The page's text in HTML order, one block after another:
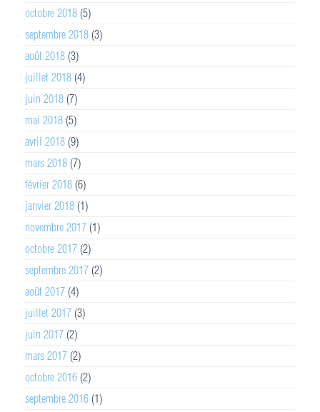
octobre 2018 (5)
septembre 2018 (3)
août 2018 (3)
juillet 2018 (4)
juin 2018 (7)
mai 2018 (5)
avril 2018 (9)
mars 2018 (7)
février 2018 (6)
janvier 2018 (1)
novembre 2017 (1)
octobre 2017 (2)
septembre 2017 (2)
août 2017 (4)
juillet 2017 (3)
juin 2017 (2)
mars 2017 (2)
octobre 2016 (2)
septembre 2016 (1)